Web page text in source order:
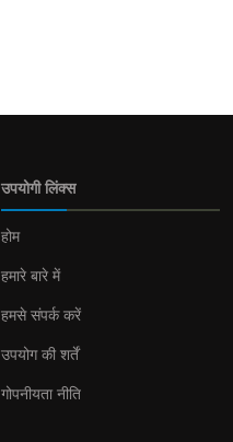
उपयोगी लिंक्स
होम
हमारे बारे में
हमसे संपर्क करें
उपयोग की शर्तें
गोपनीयता नीति